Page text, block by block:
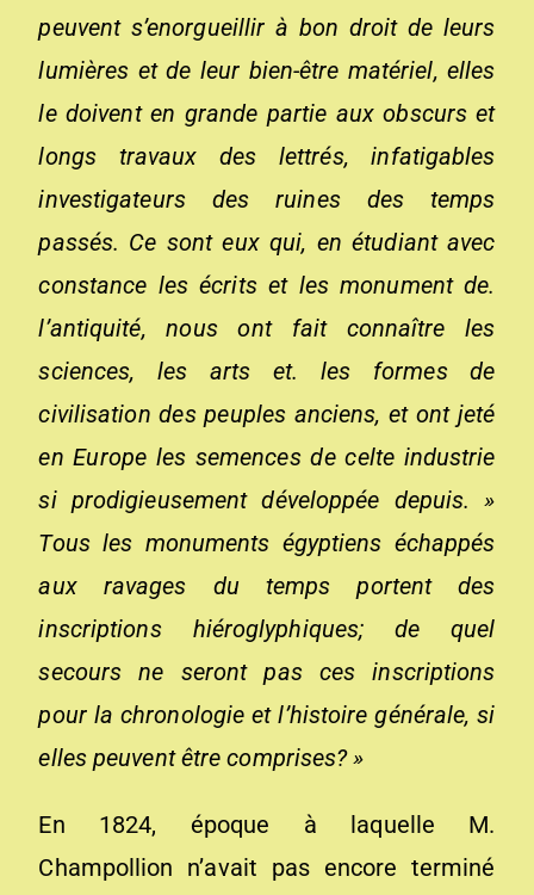
peuvent s’enorgueillir à bon droit de leurs
lumières et de leur bien-être matériel, elles
le doivent en grande partie aux obscurs et
longs travaux des lettrés, infatigables
investigateurs des ruines des temps
passés. Ce sont eux qui, en étudiant avec
constance les écrits et les monument de.
l’antiquité, nous ont fait connaître les
sciences, les arts et. les formes de
civilisation des peuples anciens, et ont jeté
en Europe les semences de celte industrie
si prodigieusement développée depuis. »
Tous les monuments égyptiens échappés
aux ravages du temps portent des
inscriptions hiéroglyphiques; de quel
secours ne seront pas ces inscriptions
pour la chronologie et l’histoire générale, si
elles peuvent être comprises? »
En 1824, époque à laquelle M.
Champollion n’avait pas encore terminé